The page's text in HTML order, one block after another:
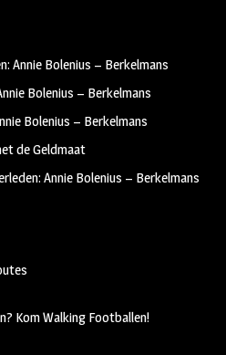
Annie Bolenius – Berkelmans
Bolenius – Berkelmans
Bolenius – Berkelmans
de Geldmaat
Annie Bolenius – Berkelmans
Kom Walking Footballen!